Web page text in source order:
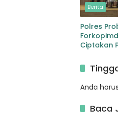
Berita
Polres
Ciptakan
Anda harus
Baca